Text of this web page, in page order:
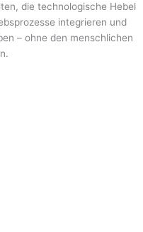
die technologische Hebel
integrieren und
– ohne den menschlichen